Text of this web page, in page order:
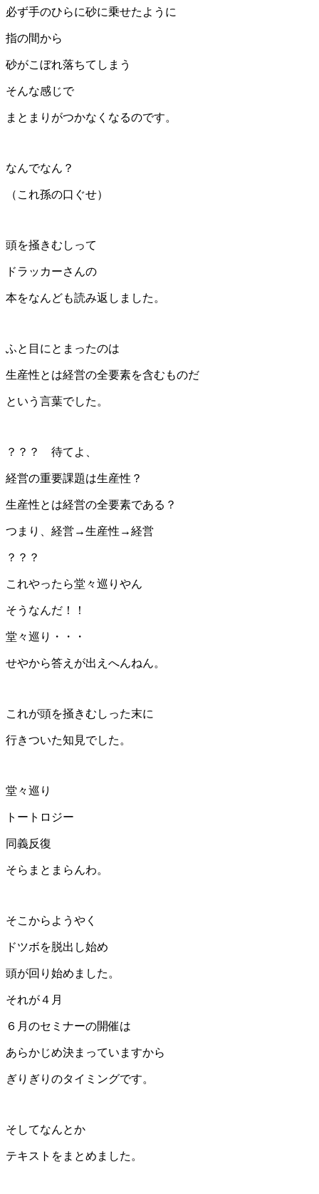
必ず手のひらに砂に乗せたように
指の間から
砂がこぼれ落ちてしまう
そんな感じで
まとまりがつかなくなるのです。
なんでなん？
（これ孫の口ぐせ）
頭を掻きむしって
ドラッカーさんの
本をなんども読み返しました。
ふと目にとまったのは
生産性とは経営の全要素を含むものだ
という言葉でした。
？？？ 待てよ、
経営の重要課題は生産性？
生産性とは経営の全要素である？
つまり、経営→生産性→経営
？？？
これやったら堂々巡りやん
そうなんだ！！
堂々巡り・・・
せやから答えが出えへんねん。
これが頭を掻きむしった末に
行きついた知見でした。
堂々巡り
トートロジー
同義反復
そらまとまらんわ。
そこからようやく
ドツボを脱出し始め
頭が回り始めました。
それが４月
６月のセミナーの開催は
あらかじめ決まっていますから
ぎりぎりのタイミングです。
そしてなんとか
テキストをまとめました。